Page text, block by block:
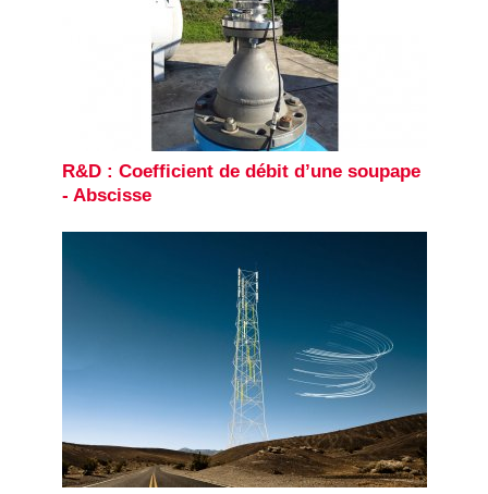
R&D : Coefficient de débit d’une soupape
- Abscisse